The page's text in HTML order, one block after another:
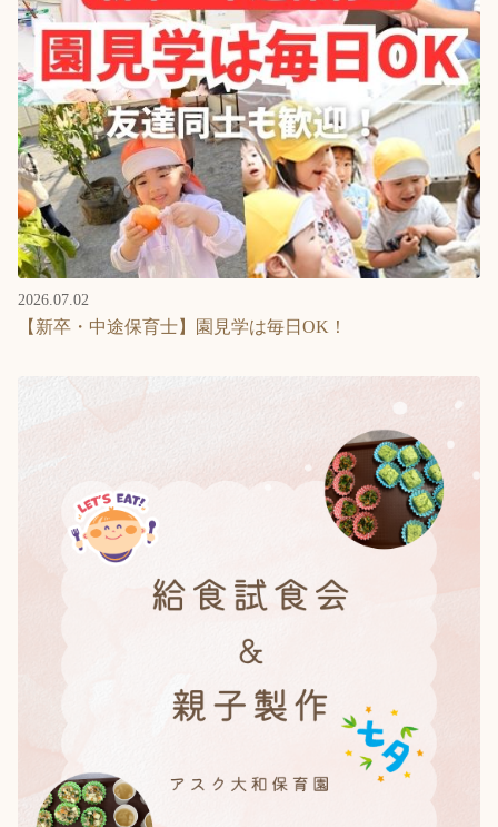
2026.07.02
【新卒・中途保育士】園見学は毎日OK！